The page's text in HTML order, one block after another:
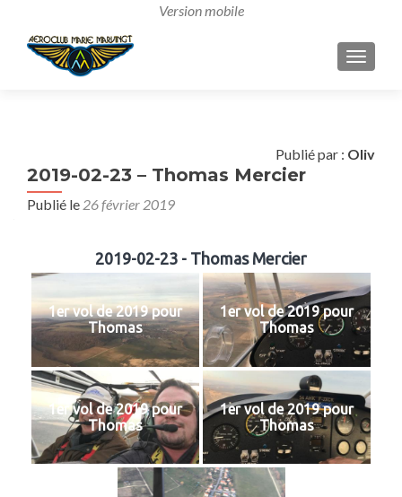
Publié par : Oliv
2019-02-23 – Thomas Mercier
Publié le 26 février 2019
2019-02-23 - Thomas Mercier
1er vol de 2019 pour
Thomas
1er vol de 2019 pour
Thomas
1er vol de 2019 pour
Thomas
1er vol de 2019 pour
Thomas